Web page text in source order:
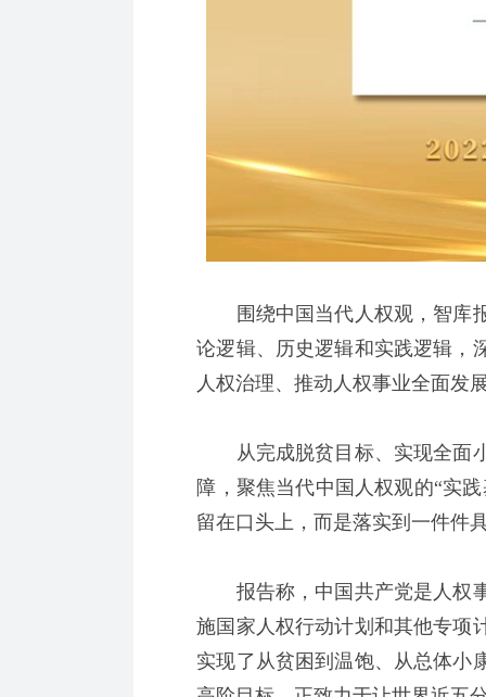
围绕中国当代人权观，智库报
论逻辑、历史逻辑和实践逻辑，
人权治理、推动人权事业全面发
从完成脱贫目标、实现全面小
障，聚焦当代中国人权观的“实
留在口头上，而是落实到一件件
报告称，中国共产党是人权事
施国家人权行动计划和其他专项
实现了从贫困到温饱、从总体小